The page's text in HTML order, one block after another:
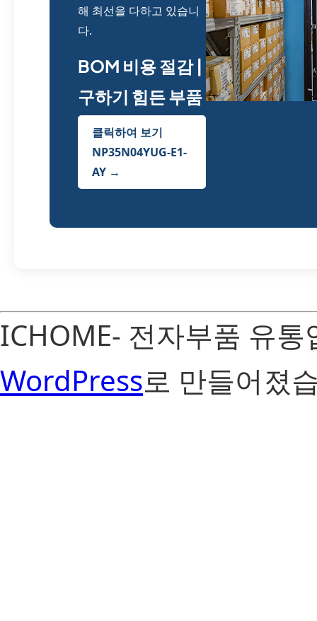
해 최선을 다하고 있습니
다.
BOM 비용 절감 |
구하기 힘든 부품
클릭하여 보기
NP35N04YUG-E1-
AY →
ICHOME- 전자부품 유
WordPress로 만들어졌